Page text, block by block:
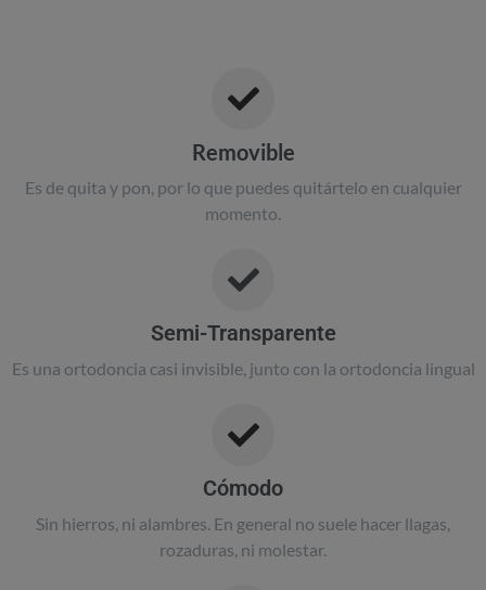
Removible
Es de quita y pon, por lo que puedes quitártelo en cualquier
momento.
Semi-Transparente
Es una ortodoncia casi invisible, junto con la ortodoncia lingual
Cómodo
Sin hierros, ni alambres. En general no suele hacer llagas,
rozaduras, ni molestar.